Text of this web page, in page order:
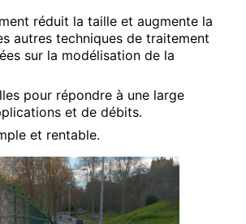
réduit la taille et augmente la
autres techniques de traitement
sur la modélisation de la
pour répondre à une large
et de débits.
et rentable.